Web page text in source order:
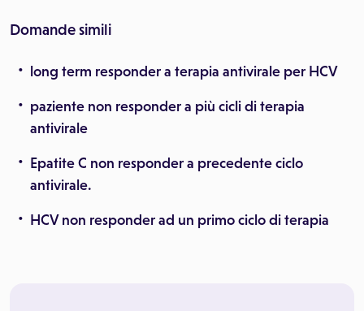
Domande simili
long term responder a terapia antivirale per HCV
paziente non responder a più cicli di terapia
antivirale
Epatite C non responder a precedente ciclo
antivirale.
HCV non responder ad un primo ciclo di terapia